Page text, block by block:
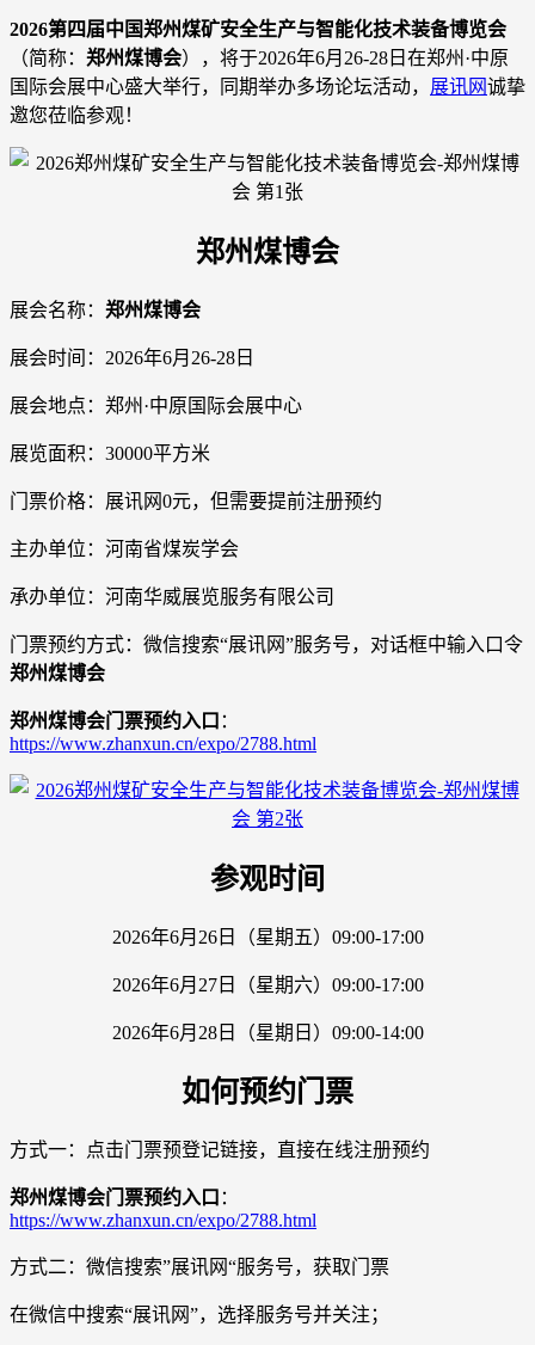
2026第四届中国郑州煤矿安全生产与智能化技术装备博览会
（简称： 郑州煤博会），将于2026年6月26-28日在郑州·中原
国际会展中心盛大举行，同期举办多场论坛活动， 展讯网诚挚
邀您莅临参观！
郑州煤博会
展会名称： 郑州煤博会
展会时间：2026年6月26-28日
展会地点：郑州·中原国际会展中心
展览面积：30000平方米
门票价格：展讯网0元，但需要提前注册预约
主办单位：河南省煤炭学会
承办单位：河南华威展览服务有限公司
门票预约方式：微信搜索“展讯网”服务号，对话框中输入口令
郑州煤博会
郑州煤博会门票预约入口 ：
https://www.zhanxun.cn/expo/2788.html
参观时间
2026年6月26日（星期五）09:00-17:00
2026年6月27日（星期六）09:00-17:00
2026年6月28日（星期日）09:00-14:00
如何预约门票
方式一：点击门票预登记链接，直接在线注册预约
郑州煤博会门票预约入口 ：
https://www.zhanxun.cn/expo/2788.html
方式二：微信搜索”展讯网“服务号，获取门票
在微信中搜索“展讯网”，选择服务号并关注；